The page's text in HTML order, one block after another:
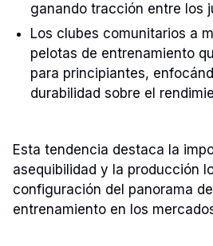
ganando tracción entre los
Los clubes comunitarios a
pelotas de entrenamiento
para principiantes,
durabilidad sobre el
Esta tendencia destaca la
asequibilidad y la producción
configuración del panorama
entrenamiento en los